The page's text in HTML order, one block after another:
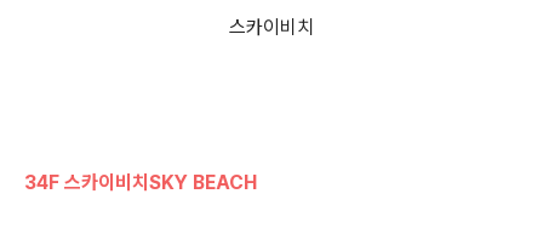
스카이비치
34F 스카이비치SKY BEACH